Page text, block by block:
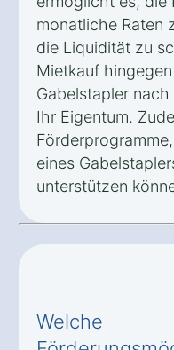
monatliche Raten
die Liquidität zu
Mietkauf
Gabelstapler
Ihr Eigentum.
eines
unterstützen
Welche